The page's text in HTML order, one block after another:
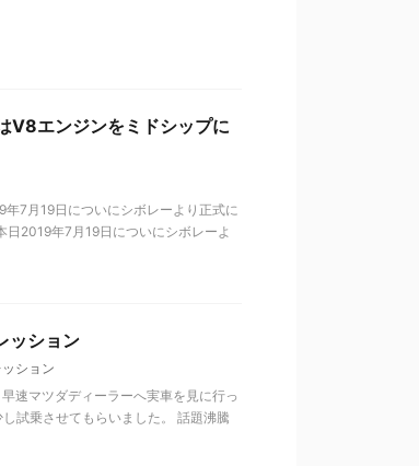
V8エンジンをミドシップに
7月19日についにシボレーより正式に
2019年7月19日についにシボレーよ
ッション
ション
速マツダディーラーへ実車を見に行っ
試乗させてもらいました。 話題沸騰